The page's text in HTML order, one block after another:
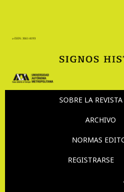
SOBRE LA REVISTA
ARCHIVO
NORMAS
REGISTRARSE